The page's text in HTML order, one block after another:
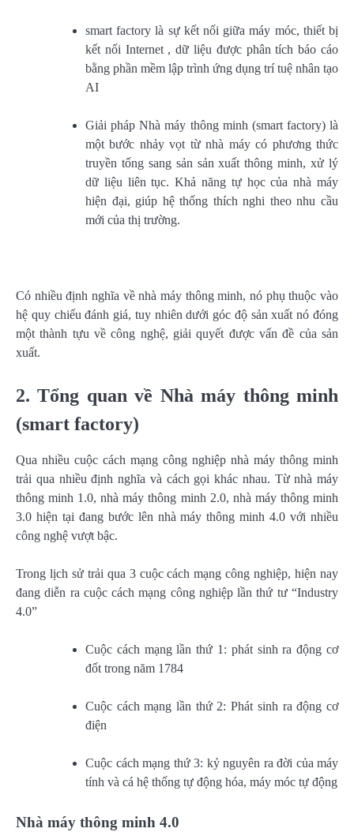
smart factory là sự kết nối giữa máy móc, thiết bị
kết nối Internet , dữ liệu được phân tích báo cáo
bằng phần mềm lập trình ứng dụng trí tuệ nhân tạo
AI
Giải pháp Nhà máy thông minh (smart factory) là
một bước nhảy vọt từ nhà máy có phương thức
truyền tống sang sản sản xuất thông minh, xử lý
dữ liệu liên tục. Khả năng tự học của nhà máy
hiện đại, giúp hệ thống thích nghi theo nhu cầu
mới của thị trường.
Có nhiều định nghĩa về nhà máy thông minh, nó phụ thuộc vào
hệ quy chiếu đánh giá, tuy nhiên dưới góc độ sản xuất nó đóng
một thành tựu về công nghệ, giải quyết được vấn đề của sản
xuất.
2. Tổng quan về Nhà máy thông minh
(smart factory)
Qua nhiều cuộc cách mạng công nghiệp nhà máy thông minh
trải qua nhiều định nghĩa và cách gọi khác nhau. Từ nhà máy
thông minh 1.0, nhà máy thông minh 2.0, nhà máy thông minh
3.0 hiện tại đang bước lên nhà máy thông minh 4.0 với nhiều
công nghệ vượt bậc.
Trong lịch sử trải qua 3 cuộc cách mạng công nghiệp, hiện nay
đang diễn ra cuộc cách mạng công nghiệp lần thứ tư “Industry
4.0”
Cuộc cách mạng lần thứ 1: phát sinh ra động cơ
đốt trong năm 1784
Cuộc cách mạng lần thứ 2: Phát sinh ra động cơ
điện
Cuộc cách mạng thứ 3: kỷ nguyên ra đời của máy
tính và cá hệ thống tự động hóa, máy móc tự động
Nhà máy thông minh 4.0